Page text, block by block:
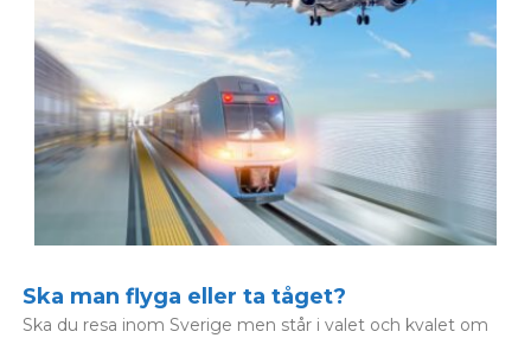
Ska man flyga eller ta tåget?
Ska du resa inom Sverige men står i valet och kvalet om